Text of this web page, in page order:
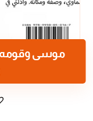
موسى وقومه